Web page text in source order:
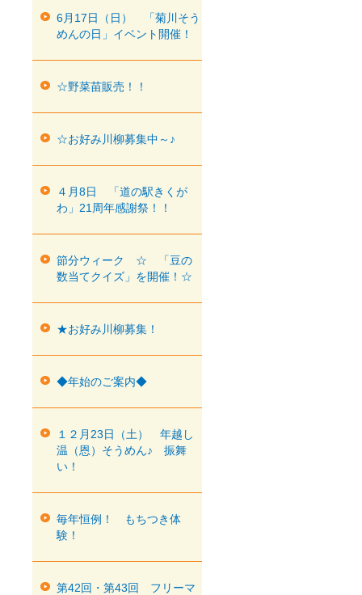
6月17日（日） 「菊川そう
めんの日」イベント開催！
☆野菜苗販売！！
☆お好み川柳募集中～♪
４月8日 「道の駅きくが
わ」21周年感謝祭！！
節分ウィーク ☆ 「豆の
数当てクイズ」を開催！☆
★お好み川柳募集！
◆年始のご案内◆
１２月23日（土） 年越し
温（恩）そうめん♪ 振舞
い！
毎年恒例！ もちつき体
験！
第42回・第43回 フリーマ